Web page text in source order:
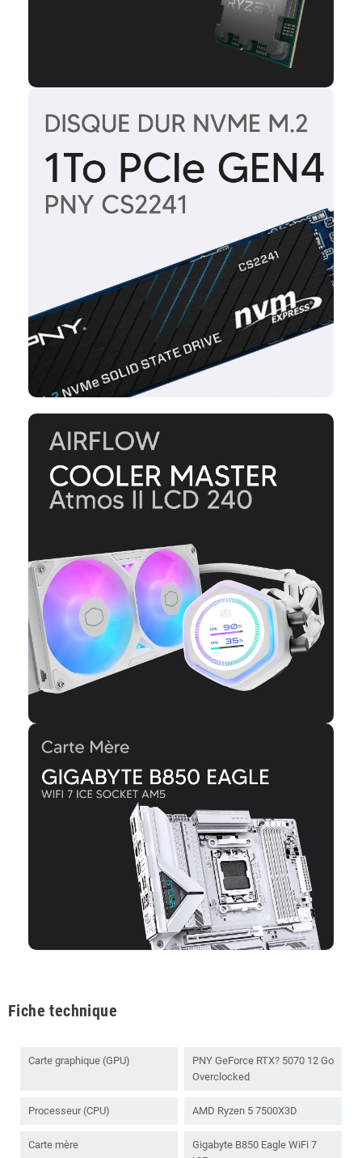
Fiche technique
Carte graphique (GPU)
PNY GeForce RTX? 5070 12 Go
Overclocked
Processeur (CPU) AMD Ryzen 5 7500X3D
Carte mère
Gigabyte B850 Eagle WiFi 7